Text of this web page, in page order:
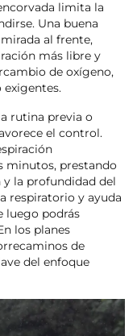
limita la
Una buena
al frente,
más libre y
de oxígeno,
exigentes.
rutina previa o
el control.
minutos, prestando
la profundidad del
respiratorio y ayuda
luego podrás
los planes
de
del enfoque